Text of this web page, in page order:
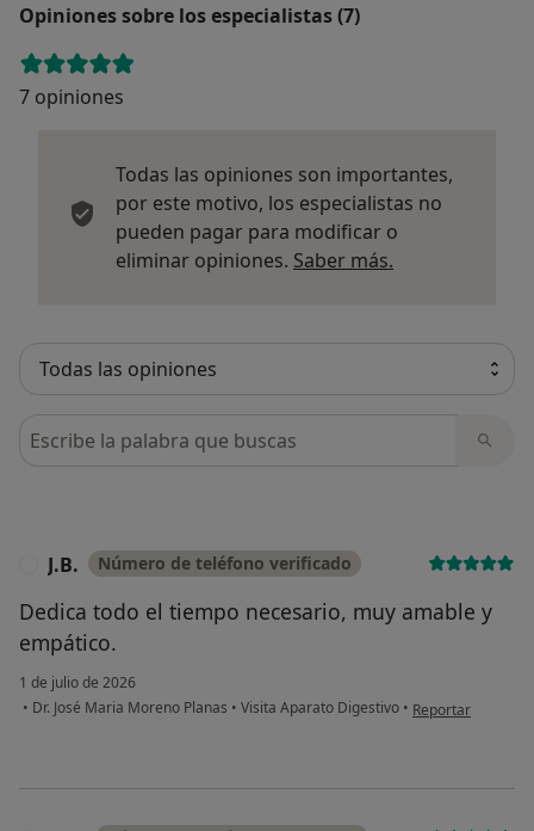
Opiniones sobre los especialistas (7)
7 opiniones
Todas las opiniones son importantes,
por este motivo, los especialistas no
pueden pagar para modificar o
eliminar opiniones. Saber más.
Busca en opiniones
J.B. Número de teléfono verificado
Dedica todo el tiempo necesario, muy amable y
empático.
1 de julio de 2026
• Dr. José Maria Moreno Planas • Visita Aparato Digestivo • en opinión del
Reportar